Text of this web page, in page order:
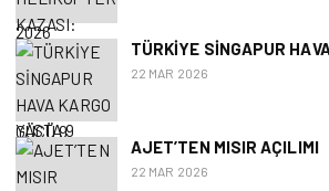
TÜRKIYE SINGAPUR
22 MAR 2026
AJET’TEN MISIR AÇILIMI
22 MAR 2026